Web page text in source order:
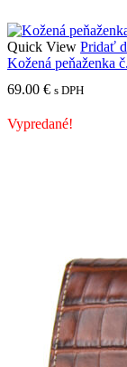
Quick View Pridať
Kožená peňaženka
69.00 € s DPH
Vypredané!